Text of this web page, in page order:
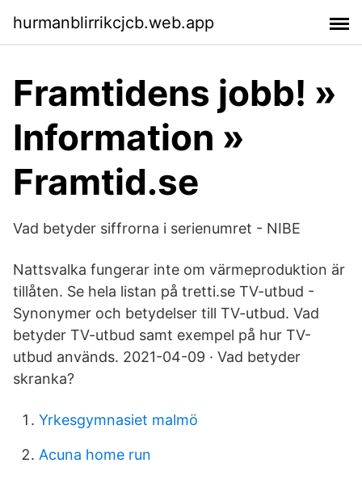
hurmanblirrikcjcb.web.app
Framtidens jobb! »
Information »
Framtid.se
Vad betyder siffrorna i serienumret - NIBE
Nattsvalka fungerar inte om värmeproduktion är
tillåten. Se hela listan på tretti.se TV-utbud -
Synonymer och betydelser till TV-utbud. Vad
betyder TV-utbud samt exempel på hur TV-
utbud används. 2021-04-09 · Vad betyder
skranka?
Yrkesgymnasiet malmö
Acuna home run